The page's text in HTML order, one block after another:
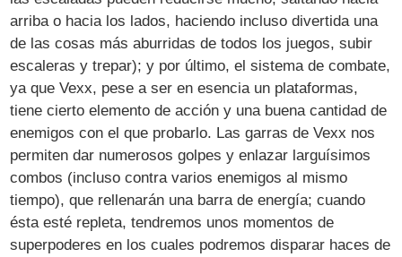
arriba o hacia los lados, haciendo incluso divertida una
de las cosas más aburridas de todos los juegos, subir
escaleras y trepar); y por último, el sistema de combate,
ya que Vexx, pese a ser en esencia un plataformas,
tiene cierto elemento de acción y una buena cantidad de
enemigos con el que probarlo. Las garras de Vexx nos
permiten dar numerosos golpes y enlazar larguísimos
combos (incluso contra varios enemigos al mismo
tiempo), que rellenarán una barra de energía; cuando
ésta esté repleta, tendremos unos momentos de
superpoderes en los cuales podremos disparar haces de